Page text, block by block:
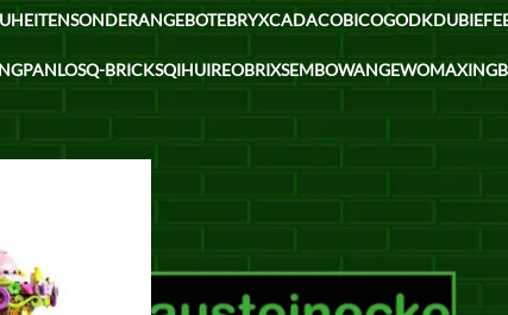
SONDERANGEBOTEBRYXCADACOBICOGODKDUBIE
PANLOSQ-BRICKSQIHUIREOBRIXSEMBOWANGEWOMA